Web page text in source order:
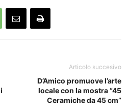
Articolo succesivo
D’Amico promuove l’arte
locale con la mostra “45
Ceramiche da 45 cm”